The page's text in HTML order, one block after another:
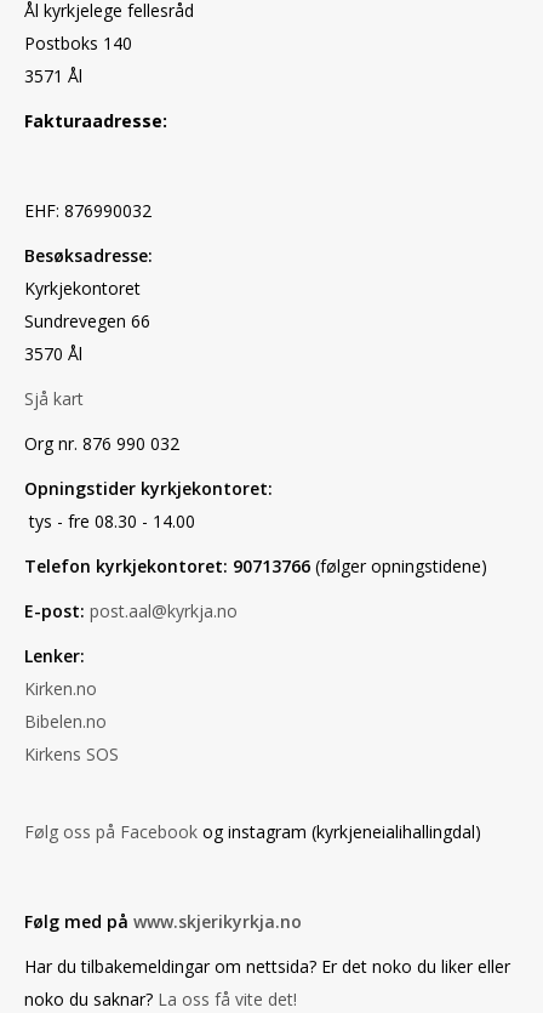
Ål kyrkjelege fellesråd
Postboks 140
3571 Ål
Fakturaadresse:
EHF: 876990032
Besøksadresse:
Kyrkjekontoret
Sundrevegen 66
3570 Ål
Sjå kart
Org nr. 876 990 032
Opningstider kyrkjekontoret:
tys - fre 08.30 - 14.00
Telefon kyrkjekontoret: 90713766 (følger opningstidene)
E-post: post.aal@kyrkja.no
Lenker:
Kirken.no
Bibelen.no
Kirkens SOS
Følg oss på Facebook og instagram (kyrkjeneialihallingdal)
Følg med på www.skjerikyrkja.no
Har du tilbakemeldingar om nettsida? Er det noko du liker eller
noko du saknar? La oss få vite det!